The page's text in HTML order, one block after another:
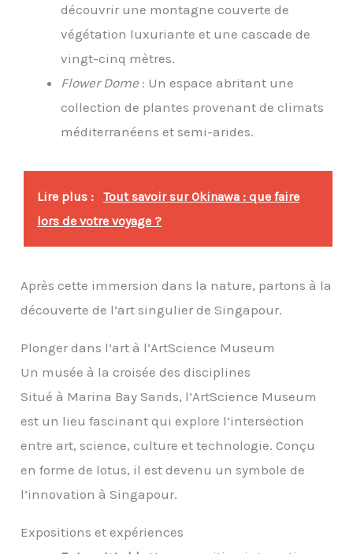
découvrir une montagne couverte de
végétation luxuriante et une cascade de
vingt-cinq mètres.
Flower Dome : Un espace abritant une
collection de plantes provenant de climats
méditerranéens et semi-arides.
Lire plus :
Tout savoir sur Okinawa : que faire
lors de votre voyage ?
Après cette immersion dans la nature, partons à la
découverte de l’art singulier de Singapour.
Plonger dans l’art à l’ArtScience Museum
Un musée à la croisée des disciplines
Situé à Marina Bay Sands, l’ArtScience Museum
est un lieu fascinant qui explore l’intersection
entre art, science, culture et technologie. Conçu
en forme de lotus, il est devenu un symbole de
l’innovation à Singapour.
Expositions et expériences